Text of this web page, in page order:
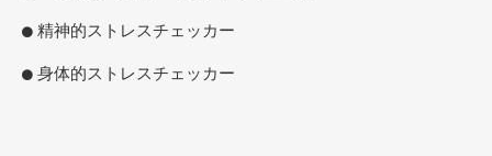
精神的ストレスチェッカー
身体的ストレスチェッカー